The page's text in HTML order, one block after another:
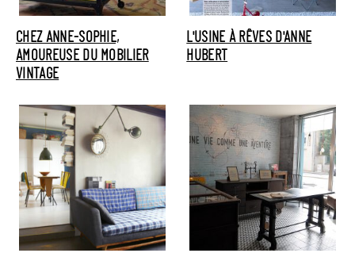
CHEZ ANNE-SOPHIE,
AMOUREUSE DU MOBILIER
VINTAGE
L'USINE À RÊVES D'ANNE
HUBERT